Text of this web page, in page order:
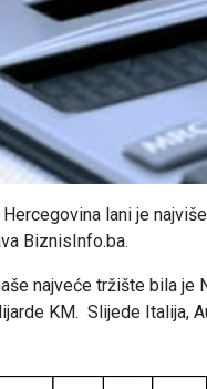
Hercegovina lani je
BiznisInfo.ba.
najveće tržište bila je
KM. Slijede Italija,